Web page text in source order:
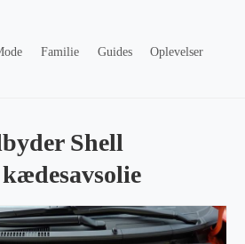
Familie Guides
Oplevelser
Shell